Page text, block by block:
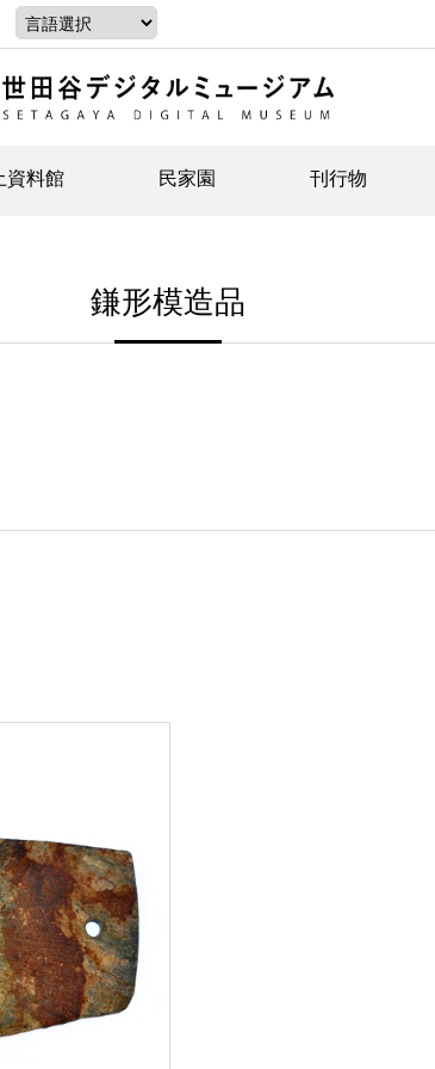
資料館
イベント
民家園
イベント
）
刊行物
ジュニア講座
鎌形模造品